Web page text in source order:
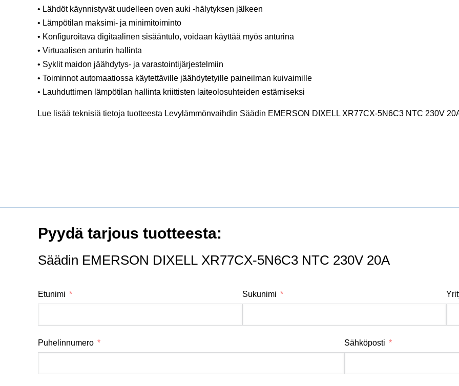
• Lähdöt käynnistyvät uudelleen oven auki -hälytyksen jälkeen
• Lämpötilan maksimi- ja minimitoiminto
• Konfiguroitava digitaalinen sisääntulo, voidaan käyttää myös anturina
• Virtuaalisen anturin hallinta
• Syklit maidon jäähdytys- ja varastointijärjestelmiin
• Toiminnot automaatiossa käytettäville jäähdytetyille paineilman kuivaimille
• Lauhduttimen lämpötilan hallinta kriittisten laiteolosuhteiden estämiseksi
Lue lisää teknisiä tietoja tuotteesta Levylämmönvaihdin Säädin EMERSON DIXELL XR77CX-5N6C3 NTC 230V
Pyydä tarjous tuotteesta:
Säädin EMERSON DIXELL XR77CX-5N6C3 NTC 230V 20A
Etunimi Sukunimi
Puhelinnumero Sähköposti